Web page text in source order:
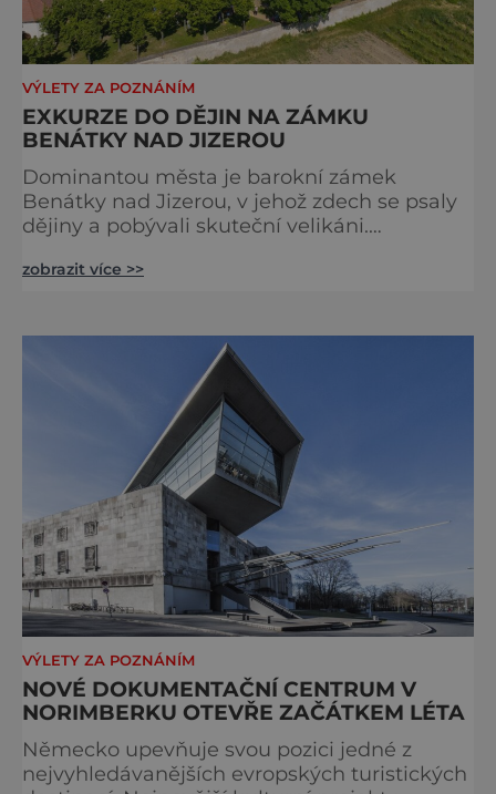
VÝLETY ZA POZNÁNÍM
EXKURZE DO DĚJIN NA ZÁMKU
BENÁTKY NAD JIZEROU
Dominantou města je barokní zámek
Benátky nad Jizerou, v jehož zdech se psaly
dějiny a pobývali skuteční velikáni.
tu prováděl svá slavná astronomická měření
spolupráci s jeho přítelem, slavným Janem
Keplerem. Tímto historickým setkáním je
inspirována i zážitková mobilní detek
zobrazit více >>
VÝLETY ZA POZNÁNÍM
NOVÉ DOKUMENTAČNÍ CENTRUM V
NORIMBERKU OTEVŘE ZAČÁTKEM LÉTA
Německo upevňuje svou pozici jedné z
nejvyhledávanějších evropských turistických